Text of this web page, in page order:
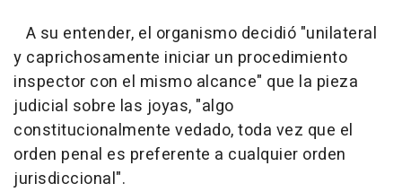
A su entender, el organismo decidió "unilateral
y caprichosamente iniciar un procedimiento
inspector con el mismo alcance" que la pieza
judicial sobre las joyas, "algo
constitucionalmente vedado, toda vez que el
orden penal es preferente a cualquier orden
jurisdiccional".